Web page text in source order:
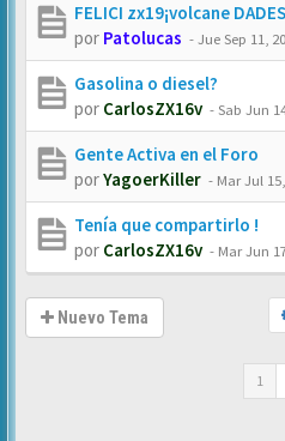
FELICI zx19¡volcane DADES
por Patolucas -Jue Sep 11,
Gasolina o diesel?
por CarlosZX16v -Sab Jun
Gente Activa en el Foro
porYagoerKiller - Mar Jul
Tenía que compartirlo !
por CarlosZX16v - Mar Jun
Nuevo Tema
1